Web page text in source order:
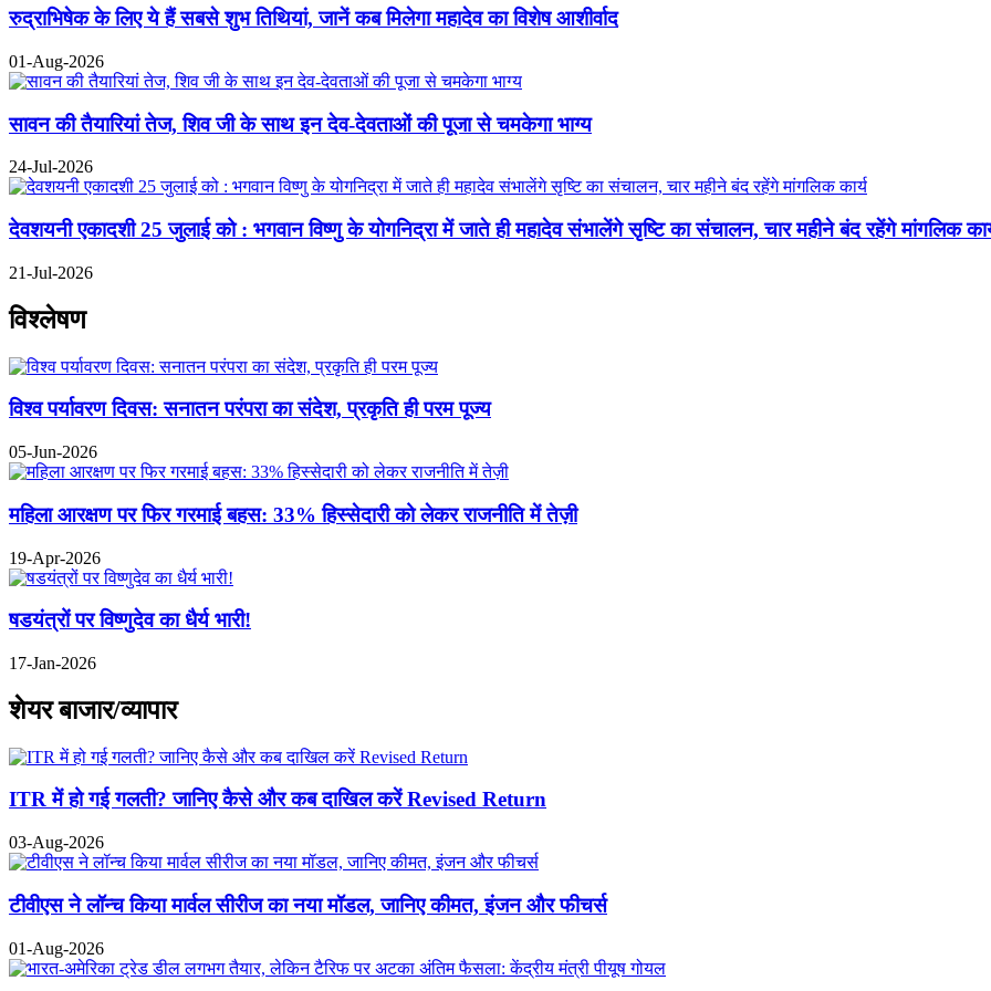
रुद्राभिषेक के लिए ये हैं सबसे शुभ तिथियां, जानें कब मिलेगा महादेव का विशेष आशीर्वाद
01-Aug-2026
सावन की तैयारियां तेज, शिव जी के साथ इन देव-देवताओं की पूजा से चमकेगा भाग्य
24-Jul-2026
देवशयनी एकादशी 25 जुलाई को : भगवान विष्णु के योगनिद्रा में जाते ही महादेव संभालेंगे सृष्टि का संचालन, चार महीने बंद रहेंगे मांगलिक
21-Jul-2026
विश्लेषण
विश्व पर्यावरण दिवस: सनातन परंपरा का संदेश, प्रकृति ही परम पूज्य
05-Jun-2026
महिला आरक्षण पर फिर गरमाई बहस: 33% हिस्सेदारी को लेकर राजनीति में तेज़ी
19-Apr-2026
षडयंत्रों पर विष्णुदेव का धैर्य भारी!
17-Jan-2026
शेयर बाजार/व्यापार
ITR में हो गई गलती? जानिए कैसे और कब दाखिल करें Revised Return
03-Aug-2026
टीवीएस ने लॉन्च किया मार्वल सीरीज का नया मॉडल, जानिए कीमत, इंजन और फीचर्स
01-Aug-2026